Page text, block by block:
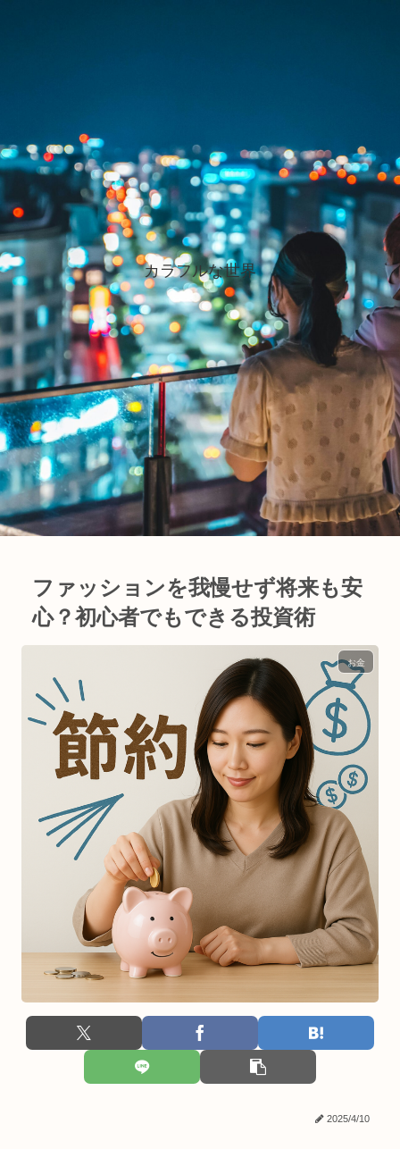
カラフルな世界
ファッションを我慢せず将来も安
心？初心者でもできる投資術
お金
2025/4/10